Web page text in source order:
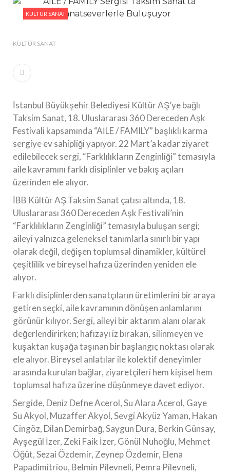
#Güzellik Rutinlerinde Bahar Etkisi Boyner’de
ERDOĞAN
KÜLTÜR SANAT
KÜLTÜR SANAT
İstanbul Büyükşehir Belediyesi Kültür AŞ’ye bağlı
Taksim Sanat, 18. Uluslararası 360 Dereceden Aşk
Festivali kapsamında “AİLE / FAMILY” başlıklı karma
sergiye ev sahipliği yapıyor. 22 Mart’a kadar ziyaret
edilebilecek sergi, “Farklılıkların Zenginliği” temasıyla
aile kavramını farklı disiplinler ve bakış açıları
üzerinden ele alıyor.
İBB Kültür AŞ Taksim Sanat çatısı altında, 18.
Uluslararası 360 Dereceden Aşk Festivali’nin
“Farklılıkların Zenginliği” temasıyla buluşan sergi;
aileyi yalnızca geleneksel tanımlarla sınırlı bir yapı
olarak değil, değişen toplumsal dinamikler, kültürel
çeşitlilik ve bireysel hafıza üzerinden yeniden ele
alıyor.
Farklı disiplinlerden sanatçıların üretimlerini bir araya
getiren seçki, aile kavramının dönüşen anlamlarını
görünür kılıyor. Sergi, aileyi bir aktarım alanı olarak
değerlendirirken; hafızayı iz bırakan, silinmeyen ve
kuşaktan kuşağa taşınan bir başlangıç noktası olarak
ele alıyor. Bireysel anlatılar ile kolektif deneyimler
arasında kurulan bağlar, ziyaretçileri hem kişisel hem
toplumsal hafıza üzerine düşünmeye davet ediyor.
Sergide, Deniz Defne Acerol, Su Alara Acerol, Gaye
Su Akyol, Muzaffer Akyol, Sevgi Akyüz Yaman, Hakan
Cingöz, Dilan Demirbağ, Saygun Dura, Berkin Günsay,
Ayşegül İzer, Zeki Faik İzer, Gönül Nuhoğlu, Mehmet
Öğüt, Sezai Özdemir, Zeynep Özdemir, Elena
Papadimitriou, Belmin Pilevneli, Pemra Pilevneli,